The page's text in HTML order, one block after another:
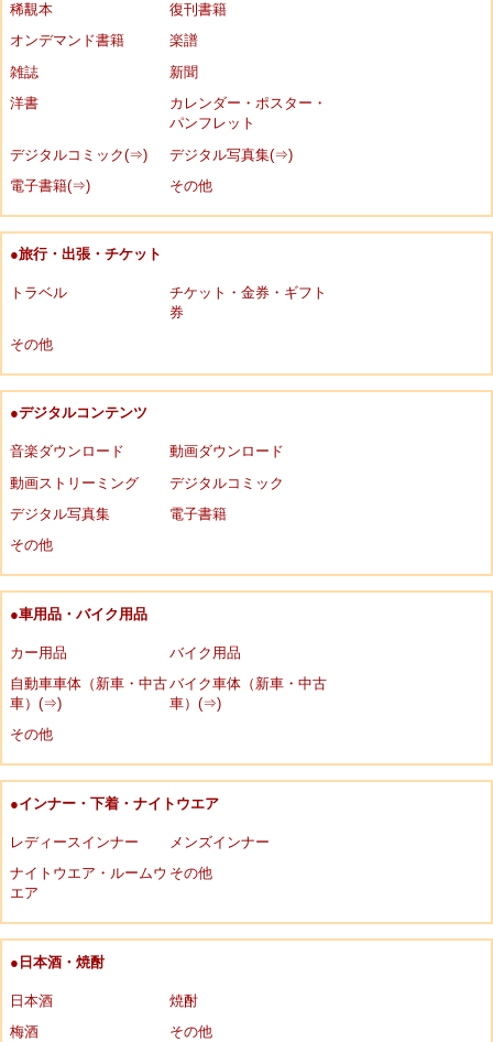
稀覯本
復刊書籍
オンデマンド書籍
楽譜
雑誌
新聞
洋書
カレンダー・ポスター・
パンフレット
デジタルコミック(⇒)
デジタル写真集(⇒)
電子書籍(⇒)
その他
●旅行・出張・チケット
トラベル
チケット・金券・ギフト
券
その他
●デジタルコンテンツ
音楽ダウンロード
動画ダウンロード
動画ストリーミング
デジタルコミック
デジタル写真集
電子書籍
その他
●車用品・バイク用品
カー用品
バイク用品
自動車車体（新車・中古
車）(⇒)
バイク車体（新車・中古
車）(⇒)
その他
●インナー・下着・ナイトウエア
レディースインナー
メンズインナー
ナイトウエア・ルームウ
エア
その他
●日本酒・焼酎
日本酒
焼酎
梅酒
その他